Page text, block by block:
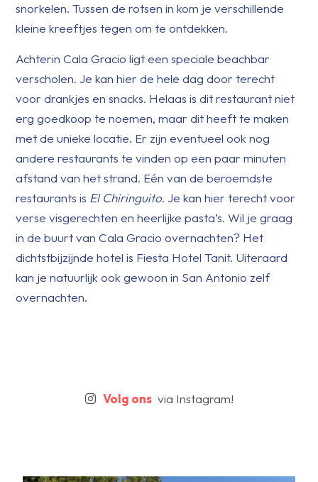
snorkelen. Tussen de rotsen in kom je verschillende
kleine kreeftjes tegen om te ontdekken.
Achterin Cala Gracio ligt een speciale beachbar
verscholen. Je kan hier de hele dag door terecht
voor drankjes en snacks. Helaas is dit restaurant niet
erg goedkoop te noemen, maar dit heeft te maken
met de unieke locatie. Er zijn eventueel ook nog
andere restaurants te vinden op een paar minuten
afstand van het strand. Eén van de beroemdste
restaurants is El Chiringuito. Je kan hier terecht voor
verse visgerechten en heerlijke pasta’s. Wil je graag
in de buurt van Cala Gracio overnachten? Het
dichtstbijzijnde hotel is Fiesta Hotel Tanit. Uiteraard
kan je natuurlijk ook gewoon in San Antonio zelf
overnachten.
Volg onsvia Instagram!